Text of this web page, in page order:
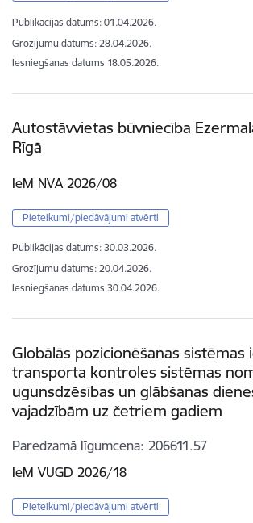
Publikācijas datums: 01.04.2026.
Grozījumu datums: 28.04.2026.
Iesniegšanas datums 18.05.2026.
Autostāvvietas būvniecība
Rīgā
IeM NVA 2026/08
Pieteikumi/piedāvājumi atvērti
Publikācijas datums: 30.03.2026.
Grozījumu datums: 20.04.2026.
Iesniegšanas datums 30.04.2026.
Globālās pozicionēšanas sistēmas
transporta kontroles sistēmas
ugunsdzēsības un glābšanas
vajadzībām uz četriem gadiem
Paredzamā līgumcena 206611.57
IeM VUGD 2026/18
Pieteikumi/piedāvājumi atvērti